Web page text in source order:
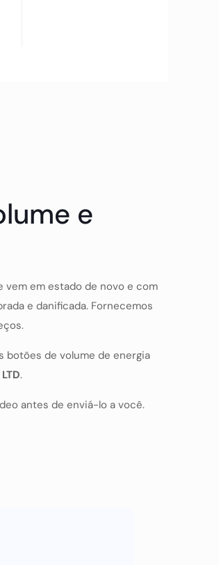
e
vem em estado de novo e com
e danificada. Fornecemos
botões de volume de energia
.
antes de enviá-lo a você.